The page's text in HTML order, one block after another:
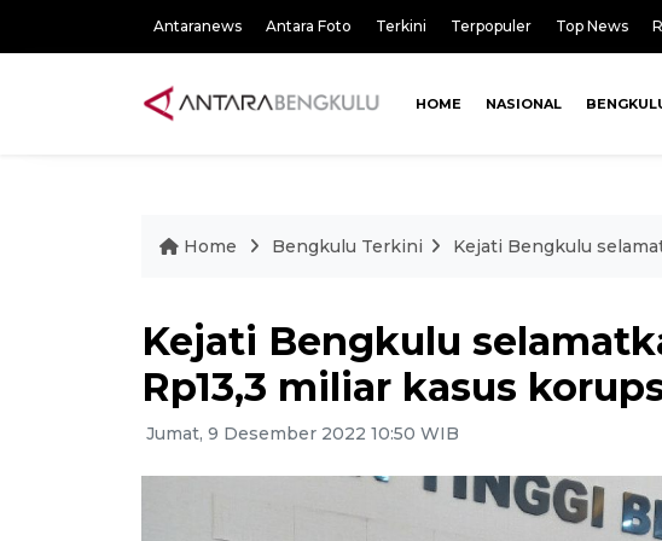
Antaranews Antara Foto Terkini Terpopuler Top News
HOME NASIONAL
Home Bengkulu Terkini Kejati Bengkulu
Kejati Bengkulu
Rp13,3 miliar kasus
Jumat, 9 Desember 2022 10:50 WIB